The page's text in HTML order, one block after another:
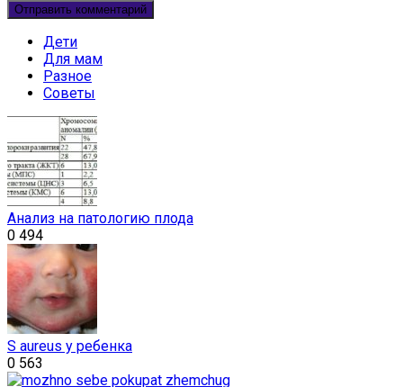
Дети
Для мам
Разное
Советы
Анализ на патологию плода
0 494
S aureus у ребенка
0 563